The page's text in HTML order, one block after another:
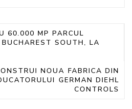
60.000 MP PARCUL
SOUTH, LA
NOUA FABRICA DIN
GERMAN DIEHL
CONTROLS